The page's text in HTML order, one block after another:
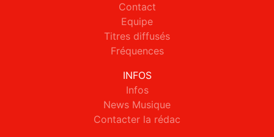
Contact
Equipe
Titres diffusés
Fréquences
INFOS
Infos
News Musique
Contacter la rédac